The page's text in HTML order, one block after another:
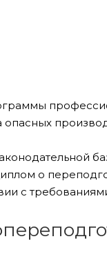
о
с